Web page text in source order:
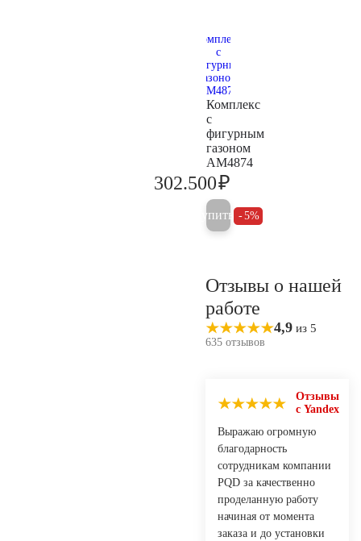
Комплекс
с
фигурным
газоном
AM4874
302.500₽
Купить 5%
Отзывы о нашей
работе
4,9 из 5
635 отзывов
Отзывы
с Yandex
Выражаю огромную
благодарность
сотрудникам компании
PQD за качественно
проделанную работу
начиная от момента
заказа и до установки